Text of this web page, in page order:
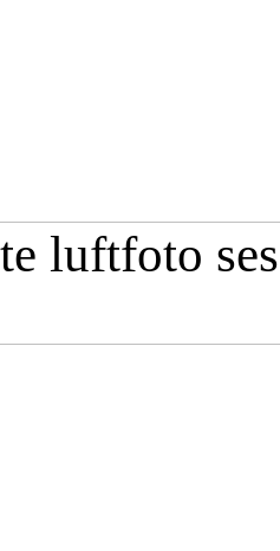
luftfoto